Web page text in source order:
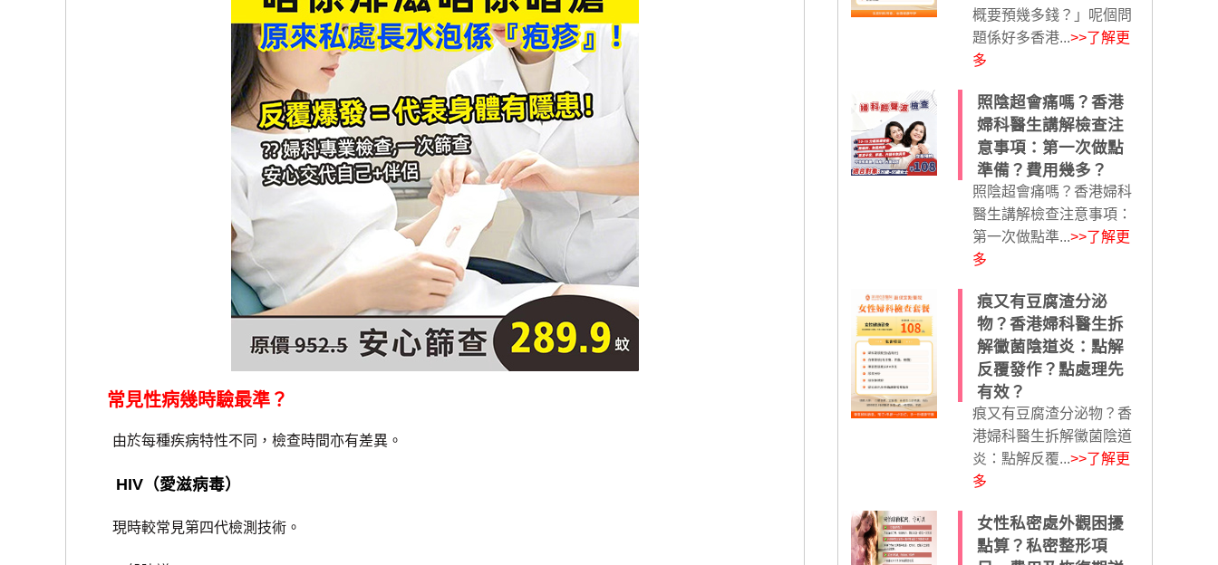
常見性病幾時驗最準？
由於每種疾病特性不同，檢查時間亦有差異。
HIV（愛滋病毒）
現時較常見第四代檢測技術。
概要預幾多錢？」呢個問
題係好多香港...>>了解更
多
照陰超會痛嗎？香港
婦科醫生講解檢查注
意事項：第一次做點
準備？費用幾多？
照陰超會痛嗎？香港婦科
醫生講解檢查注意事項：
第一次做點準...>>了解更
多
痕又有豆腐渣分泌
物？香港婦科醫生拆
解黴菌陰道炎：點解
反覆發作？點處理先
有效？
痕又有豆腐渣分泌物？香
港婦科醫生拆解黴菌陰道
炎：點解反覆...>>了解更
多
女性私密處外觀困擾
點算？私密整形項